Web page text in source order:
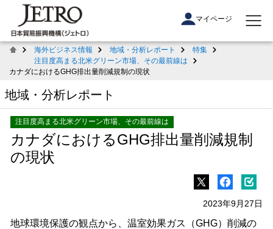
マイページ
海外ビジネス情報 地域・分析レポート
特集
注目度高まる北米グリーン市場、その最前線は
カナダにおけるGHG排出量削減規制の現状
地域・分析レポート
注目度高まる北米グリーン市場、その最前線は
カナダにおけるGHG排出量削減規制
の現状
2023年9月27日
地球環境保護の観点から、温室効果ガス（GHG）削減の